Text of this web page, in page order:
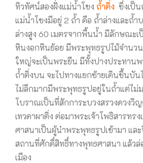
ทิวทัศน์สองฝั่งแม่น้ำโขง ถ้ำติ่ง ซึ่งเป็
แม่น้ำโขงมีอยู่ 2 ถ้ำ คือ ถ้ำล่างและถ้ำ
ล่างสูง 60 เมตรจากพื้นน้ำ มีลักษณะ
หินงอกหินย้อย มีพระพุทธรูปไม้จำนว
ใหญ่จะเป็นพระยืน มีทั้งปางประทาน
ถ้ำติ่งบน จะไปทางแยกซ้ายเดินขึ้นบัน
ไม่ลึกมากมีพระพุทธรูปอยู่ในถ้ำแต่ไม่ม
โบราณเป็นที่สักการะบวงสรวงดวง
เทวดาผาติ่ง ต่อมาพระเจ้าโพธิสารทร
ศาสนาเป็นผู้นำพระพุทธรูปเข้ามา แล
สถานที่ศักดิ์สิทธิ์ทางพุทธศาสนา แล้วล่
เมือง